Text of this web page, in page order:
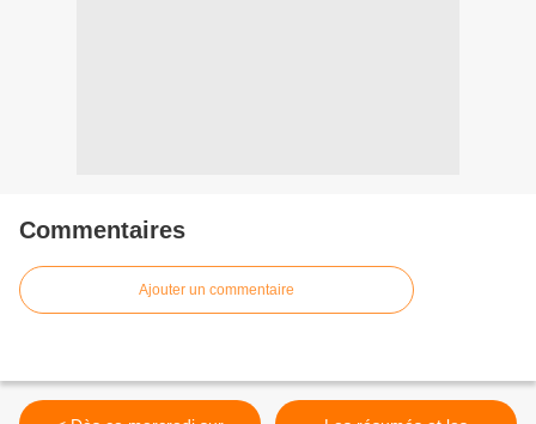
Commentaires
Ajouter un commentaire